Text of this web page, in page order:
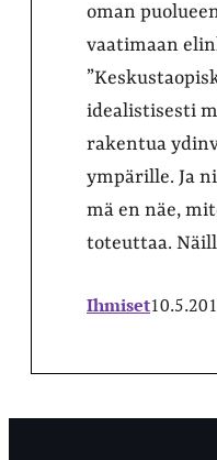
oman
vaatimaan
idealistisesti
rakentua
ympärille. Ja
mä en näe,
toteuttaa.
Ihmiset